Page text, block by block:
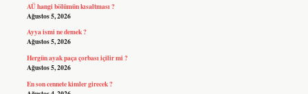
AÜ hangi bölümün kısaltması ?
Ağustos 5, 2026
Ayya ismi ne demek ?
Ağustos 5, 2026
Hergün ayak paça çorbası içilir mi ?
Ağustos 5, 2026
En son cennete kimler girecek ?